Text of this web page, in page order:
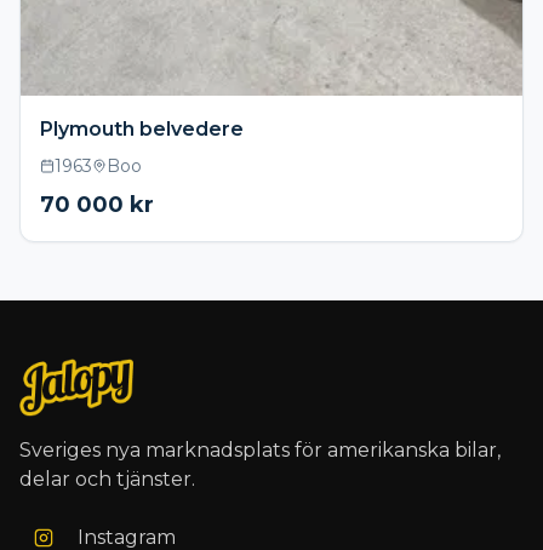
Plymouth belvedere
1963 Boo
70 000 kr
Sveriges nya marknadsplats för amerikanska bilar,
delar och tjänster.
Instagram